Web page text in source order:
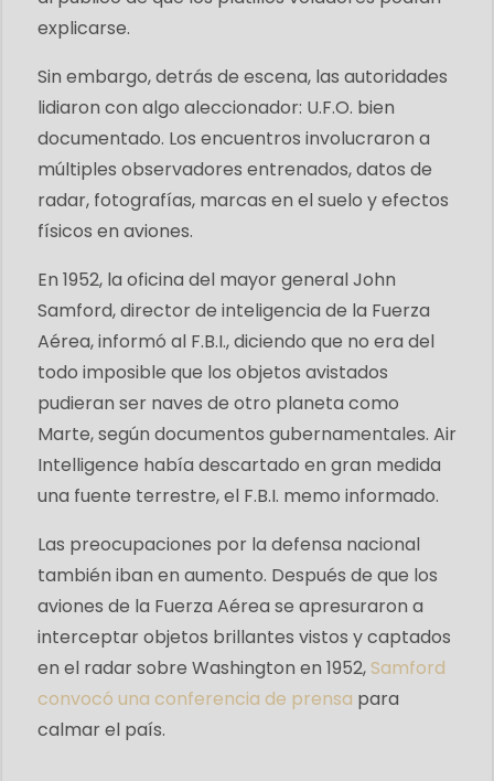
explicarse.
Sin embargo, detrás de escena, las autoridades
lidiaron con algo aleccionador: U.F.O. bien
documentado. Los encuentros involucraron a
múltiples observadores entrenados, datos de
radar, fotografías, marcas en el suelo y efectos
físicos en aviones.
En 1952, la oficina del mayor general John
Samford, director de inteligencia de la Fuerza
Aérea, informó al F.B.I., diciendo que no era del
todo imposible que los objetos avistados
pudieran ser naves de otro planeta como
Marte, según documentos gubernamentales. Air
Intelligence había descartado en gran medida
una fuente terrestre, el F.B.I. memo informado.
Las preocupaciones por la defensa nacional
también iban en aumento. Después de que los
aviones de la Fuerza Aérea se apresuraron a
interceptar objetos brillantes vistos y captados
en el radar sobre Washington en 1952, Samford
convocó una conferencia de prensa para
calmar el país.